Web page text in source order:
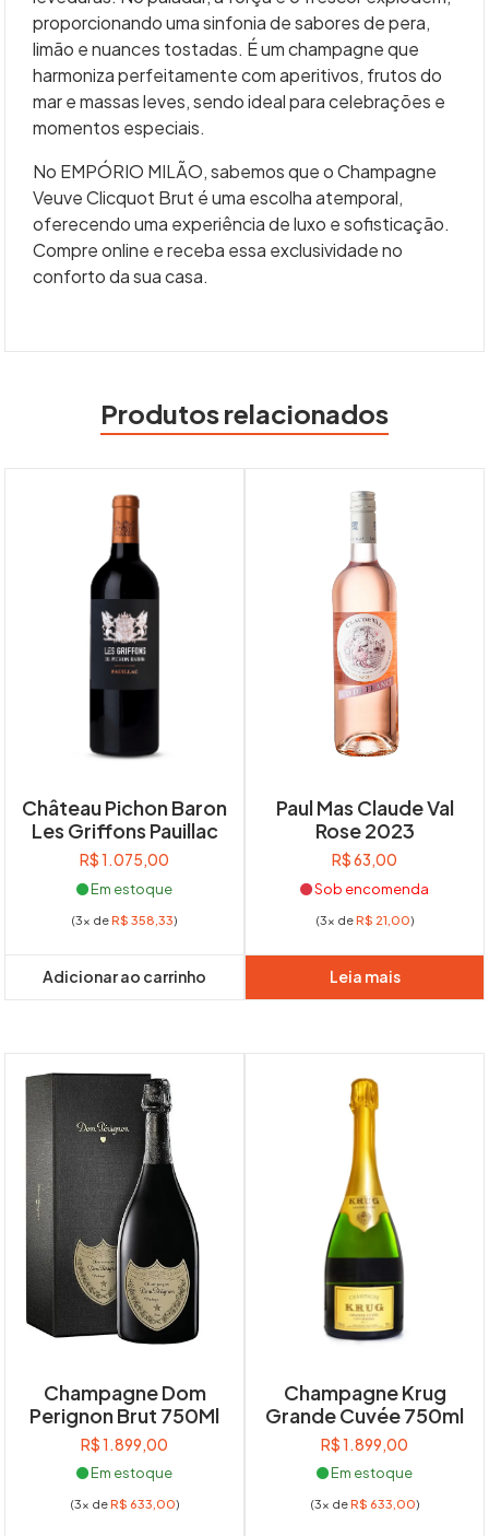
proporcionando uma sinfonia de sabores de pera,
limão e nuances tostadas. É um champagne que
harmoniza perfeitamente com aperitivos, frutos do
mar e massas leves, sendo ideal para celebrações e
momentos especiais.
No EMPÓRIO MILÃO, sabemos que o Champagne
Veuve Clicquot Brut é uma escolha atemporal,
oferecendo uma experiência de luxo e sofisticação.
Compre online e receba essa exclusividade no
conforto da sua casa.
Produtos relacionados
Château Pichon Baron
Les Griffons Pauillac
R$1.075,00
Em estoque
(3x deR$ 358,33)
Adicionar ao carrinho
Paul Mas Claude Val
Rose 2023
R$63,00
Sob encomenda
(3x deR$ 21,00)
Leia mais
Champagne Dom
Perignon Brut 750Ml
R$1.899,00
Em estoque
(3x deR$ 633,00)
Champagne Krug
Grande Cuvée 750ml
R$1.899,00
Em estoque
(3x deR$ 633,00)